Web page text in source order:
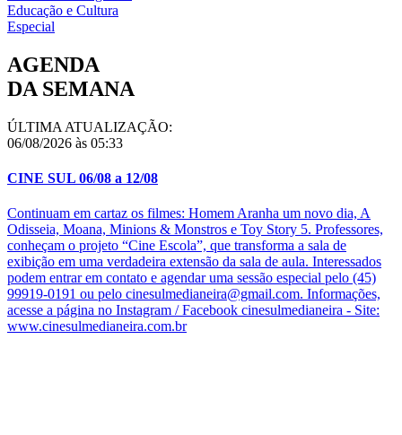
Educação e Cultura
Especial
AGENDA
DA SEMANA
ÚLTIMA ATUALIZAÇÃO:
06/08/2026 às 05:33
CINE SUL 06/08 a 12/08
Continuam em cartaz os filmes: Homem Aranha um novo dia, A
Odisseia, Moana, Minions & Monstros e Toy Story 5. Professores,
conheçam o projeto “Cine Escola”, que transforma a sala de
exibição em uma verdadeira extensão da sala de aula. Interessados
podem entrar em contato e agendar uma sessão especial pelo (45)
99919-0191 ou pelo cinesulmedianeira@gmail.com. Informações,
acesse a página no Instagram / Facebook cinesulmedianeira - Site:
www.cinesulmedianeira.com.br